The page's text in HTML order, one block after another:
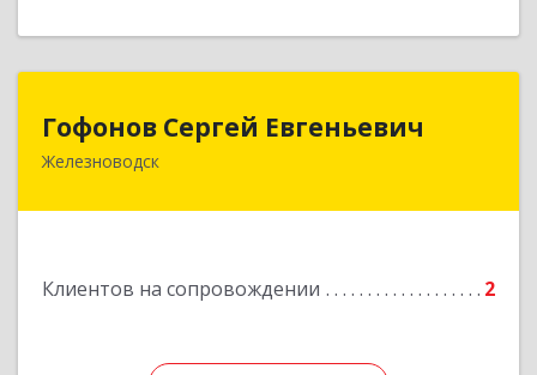
Гофонов Сергей Евгеньевич
Железноводск
Клиентов на сопровождении 2
Гофонов Сергей Евгеньевич